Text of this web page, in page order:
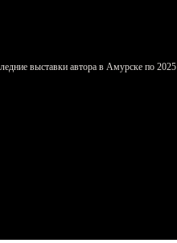
выставки автора в Амурске по 2025